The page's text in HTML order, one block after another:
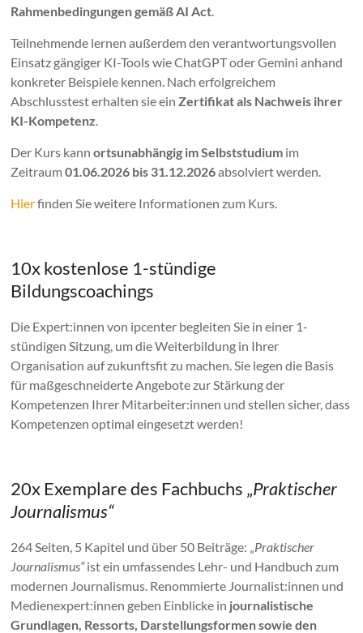
Rahmenbedingungen gemäß AI Act
Teilnehmende lernen außerdem den verantwortungsvollen
Einsatz gängiger KI-Tools wieChatGPToderGemini anhand
konkreter Beispiele kennen. Nach erfolgreichem
Abschlusstest erhalten sie ein Zertifikat als Nachweis ihrer
KI-Kompetenz
Der Kurs kannortsunabhängig im Selbststudium im
Zeitraum01.06.2026 bis 31.12.2026absolviert werden.
Hierfinden Sie weitere Informationen zum Kurs.
10x kostenlose 1-stündige
Bildungscoachings
Die Expert:innen von ipcenter begleiten Sie in einer 1-
stündigen Sitzung, um die Weiterbildung in Ihrer
Organisation auf zukunftsfit zu machen. Sie legen die Basis
für maßgeschneiderte Angebote zur Stärkung der
Kompetenzen Ihrer Mitarbeiter:innen und stellen sicher, dass
Kompetenzen optimal eingesetzt werden!
20x Exemplare des Fachbuchs „Praktischer
Journalismus“
264 Seiten, 5 Kapitel und über 50 Beiträge: „ Praktischer
Journalismus“ist ein umfassendes Lehr- und Handbuch zum
modernen Journalismus. Renommierte Journalist:innen und
Medienexpert:innen geben Einblicke in journalistische
Grundlagen, Ressorts, Darstellungsformen sowie den